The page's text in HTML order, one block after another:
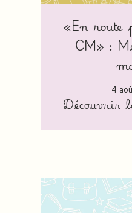
«En route
CM» :
4
Découvrir